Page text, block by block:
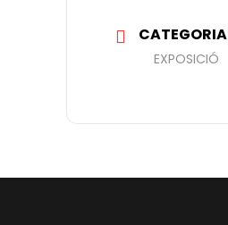
CATEGORIA
EXPOSICIÓ